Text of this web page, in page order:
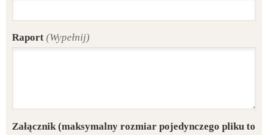
Raport (Wypełnij)
Załącznik(maksymalny rozmiar pojedynczego pliku to